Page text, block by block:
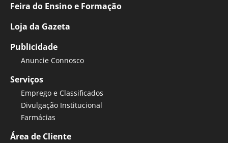
Feira do Ensino e Formação
Loja da Gazeta
Publicidade
Anuncie Connosco
Serviços
Emprego e Classificados
Divulgação Institucional
Farmácias
Área de Cliente